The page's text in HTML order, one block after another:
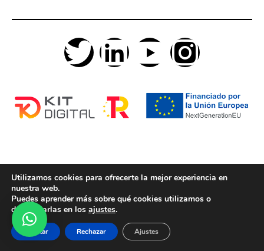
Utilizamos cookies para ofrecerte la mejor experiencia en
nuestra web.
Puedes aprender más sobre qué cookies utilizamos o
desactivarlas en los ajustes.
Aceptar Rechazar Ajustes